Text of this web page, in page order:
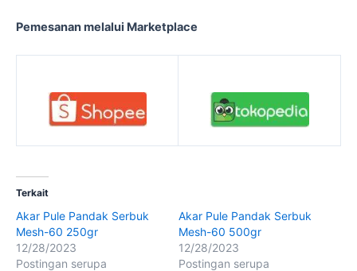
Pemesanan melalui Marketplace
Terkait
Akar Pule Pandak Serbuk
Mesh-60 250gr
12/28/2023
Postingan serupa
Akar Pule Pandak Serbuk
Mesh-60 500gr
12/28/2023
Postingan serupa